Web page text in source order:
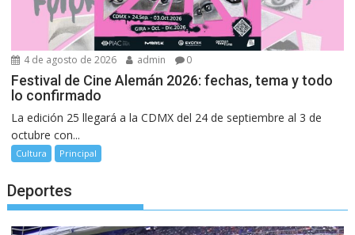
4 de agosto de 2026 admin 0
Festival de Cine Alemán 2026: fechas, tema y todo
lo confirmado
La edición 25 llegará a la CDMX del 24 de septiembre al 3 de
octubre con...
Cultura Principal
Deportes